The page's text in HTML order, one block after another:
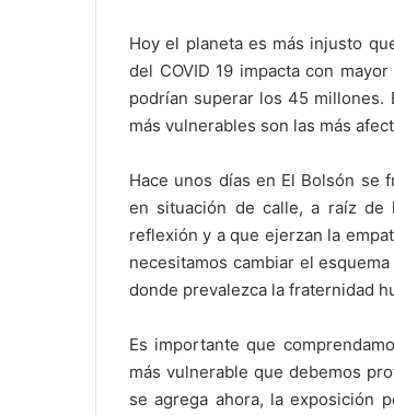
Hoy el planeta es más injusto
del COVID 19 impacta con
podrían superar los 45 millones.
más vulnerables son las más
Hace unos días en El Bolsón se
en situación de calle, a raíz de
reflexión y a que ejerzan la
necesitamos cambiar el
donde prevalezca la fraternidad
Es importante que
más vulnerable que debemos
se agrega ahora, la exposición